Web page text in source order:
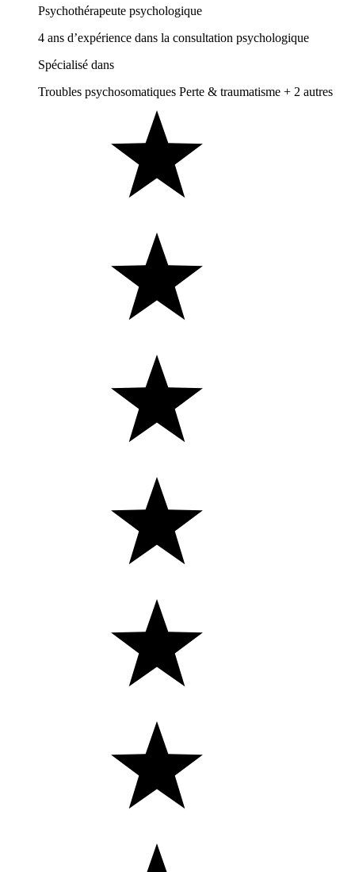
Psychothérapeute psychologique
4 ans d’expérience dans la consultation psychologique
Spécialisé dans
Troubles psychosomatiques Perte & traumatisme + 2 autres